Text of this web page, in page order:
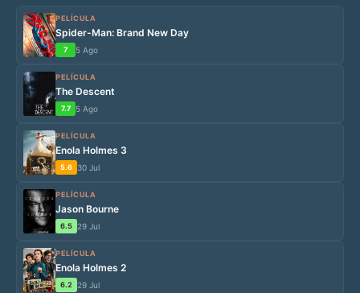
PELÍCULA
Spider-Man: Brand New Day
7 5 Ago
PELÍCULA
The Descent
7.7 5 Ago
PELÍCULA
Enola Holmes 3
5.6 30 Jul
PELÍCULA
Jason Bourne
6.5 29 Jul
PELÍCULA
Enola Holmes 2
6.2 29 Jul